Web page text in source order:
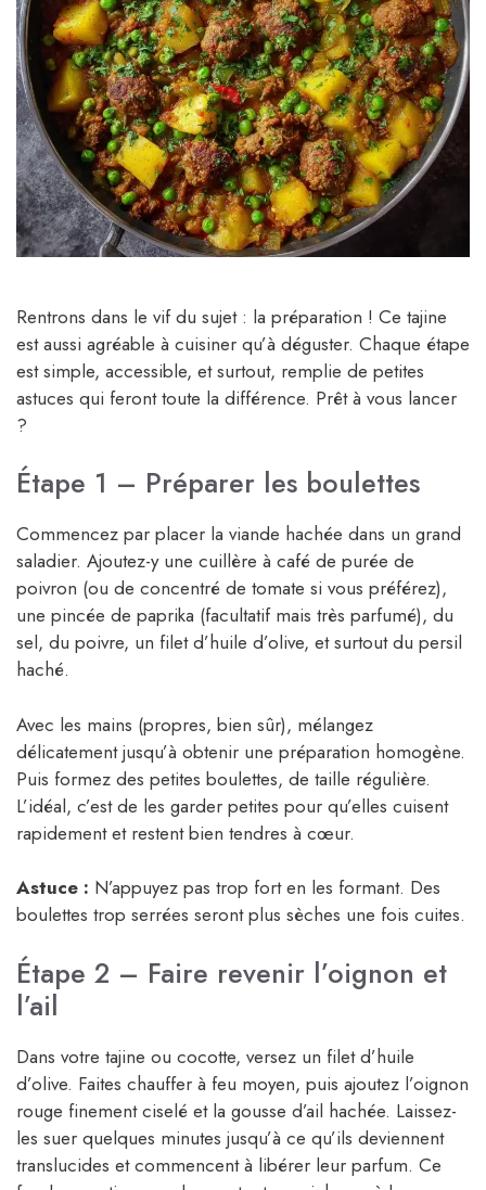
Rentrons dans le vif du sujet : la préparation ! Ce tajine
est aussi agréable à cuisiner qu’à déguster. Chaque étape
est simple, accessible, et surtout, remplie de petites
astuces qui feront toute la différence. Prêt à vous lancer
?
Étape 1 – Préparer les boulettes
Commencez par placer la viande hachée dans un grand
saladier. Ajoutez-y une cuillère à café de purée de
poivron (ou de concentré de tomate si vous préférez),
une pincée de paprika (facultatif mais très parfumé), du
sel, du poivre, un filet d’huile d’olive, et surtout du persil
haché.
Avec les mains (propres, bien sûr), mélangez
délicatement jusqu’à obtenir une préparation homogène.
Puis formez des petites boulettes, de taille régulière.
L’idéal, c’est de les garder petites pour qu’elles cuisent
rapidement et restent bien tendres à cœur.
Astuce : N’appuyez pas trop fort en les formant. Des
boulettes trop serrées seront plus sèches une fois cuites.
Étape 2 – Faire revenir l’oignon et
l’ail
Dans votre tajine ou cocotte, versez un filet d’huile
d’olive. Faites chauffer à feu moyen, puis ajoutez l’oignon
rouge finement ciselé et la gousse d’ail hachée. Laissez-
les suer quelques minutes jusqu’à ce qu’ils deviennent
translucides et commencent à libérer leur parfum. Ce